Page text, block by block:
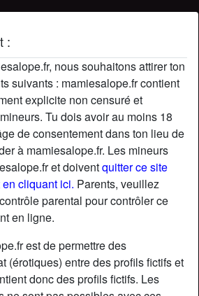
:
nous souhaitons attirer ton
suivants : mamiesalope.fr contient
explicite non censuré et
Tu dois avoir au moins 18
de consentement dans ton lieu de
à mamiesalope.fr. Les mineurs
et doiventquitter ce site
cliquant ici. Parents, veuillez
parental pour contrôler ce
en ligne.
est de permettre des
(érotiques) entre des profils fictifs et
donc des profils fictifs. Les